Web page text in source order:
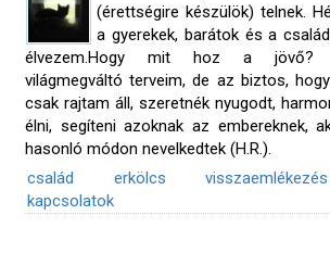
(érettségire készülök) telnek.
a gyerekek, barátok és a
élvezem.Hogy mit hoz a jövő?
világmegváltó terveim, de az biztos,
csak rajtam áll, szeretnék nyugodt,
élni, segíteni azoknak az embereknek,
hasonló módon nevelkedtek (H.R.).
család
erkölcs visszaemlékezés
kapcsolatok